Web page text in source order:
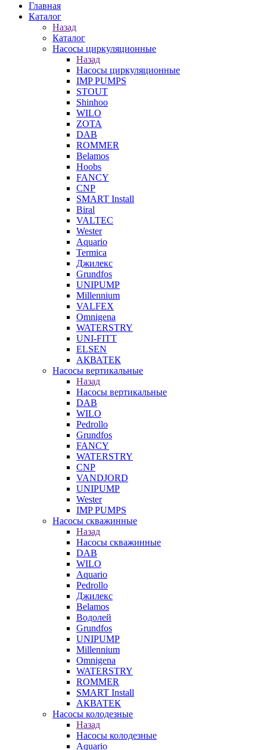
Главная
Каталог
Назад
Каталог
Насосы циркуляционные
Назад
Насосы циркуляционные
IMP PUMPS
STOUT
Shinhoo
WILO
ZOTA
DAB
ROMMER
Belamos
Hoobs
FANCY
CNP
SMART Install
Biral
VALTEC
Wester
Aquario
Termica
Джилекс
Grundfos
UNIPUMP
Millennium
VALFEX
Omnigena
WATERSTRY
UNI-FITT
ELSEN
АКВАТЕК
Насосы вертикальные
Назад
Насосы вертикальные
DAB
WILO
Pedrollo
Grundfos
FANCY
WATERSTRY
CNP
VANDJORD
UNIPUMP
Wester
IMP PUMPS
Насосы скважинные
Назад
Насосы скважинные
DAB
WILO
Aquario
Pedrollo
Джилекс
Belamos
Водолей
Grundfos
UNIPUMP
Millennium
Omnigena
WATERSTRY
ROMMER
SMART Install
АКВАТЕК
Насосы колодезные
Назад
Насосы колодезные
Aquario